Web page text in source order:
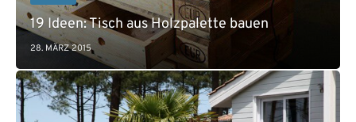
19 Ideen: Tisch aus Holzpalette bauen
28. MÄRZ 2015